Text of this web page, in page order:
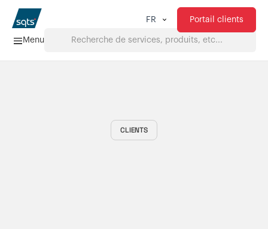
Menu
FR Portail clients
CLIENTS